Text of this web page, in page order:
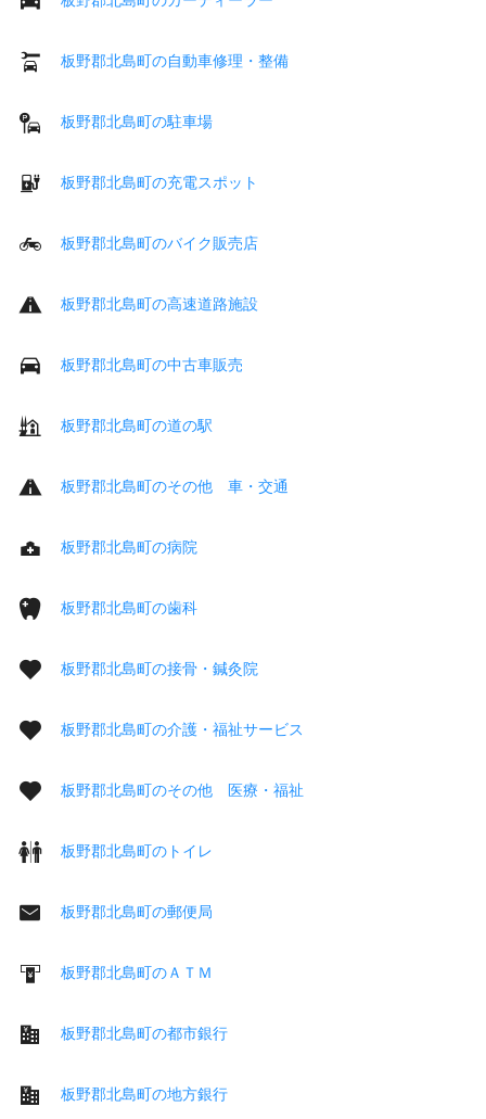
板野郡北島町の自動車修理・整備
板野郡北島町の駐車場
板野郡北島町の充電スポット
板野郡北島町のバイク販売店
板野郡北島町の高速道路施設
板野郡北島町の中古車販売
板野郡北島町の道の駅
板野郡北島町のその他 車・交通
板野郡北島町の病院
板野郡北島町の歯科
板野郡北島町の接骨・鍼灸院
板野郡北島町の介護・福祉サービス
板野郡北島町のその他 医療・福祉
板野郡北島町のトイレ
板野郡北島町の郵便局
板野郡北島町のＡＴＭ
板野郡北島町の都市銀行
板野郡北島町の地方銀行